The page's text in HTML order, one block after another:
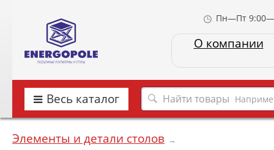
Пн—Пт
О компании
Весь каталог
Элементы и детали столов →